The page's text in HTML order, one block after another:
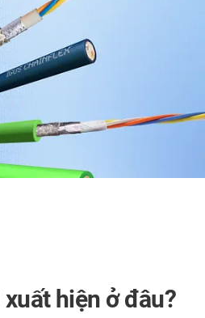
xuất hiện ở đâu?